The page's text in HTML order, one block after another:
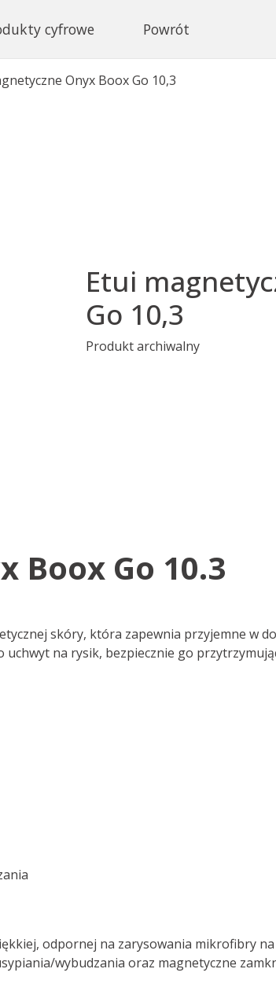
cyfrowe Powrót
Onyx Boox Go 10,3
Etui
Go 10,3
Produkt archiwalny
Boox Go 10.3
skóry, która zapewnia przyjemne w
na rysik, bezpiecznie go
odpornej na zarysowania mikrofibry
wybudzania oraz magnetyczne